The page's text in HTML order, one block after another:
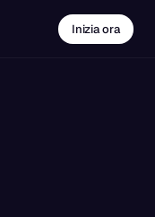
Inizia ora